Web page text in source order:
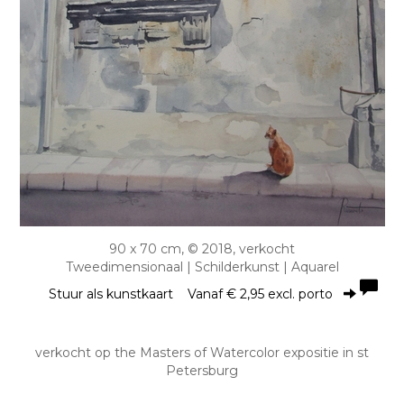
90 x 70 cm, © 2018, verkocht
Tweedimensionaal | Schilderkunst | Aquarel
Stuur als kunstkaart Vanaf € 2,95 excl. porto
verkocht op the Masters of Watercolor expositie in st
Petersburg